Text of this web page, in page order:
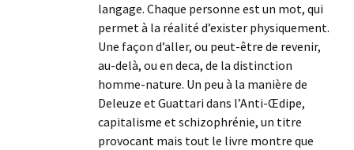
langage. Chaque personne est un mot, qui
permet à la réalité d’exister physiquement.
Une façon d’aller, ou peut-être de revenir,
au-delà, ou en deca, de la distinction
homme-nature. Un peu à la manière de
Deleuze et Guattari dans l’Anti-Œdipe,
capitalisme et schizophrénie, un titre
provocant mais tout le livre montre que